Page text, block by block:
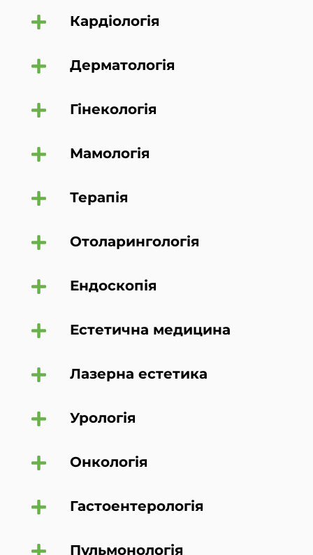
Кардіологія
Дерматологія
Гінекологія
Мамологія
Терапія
Отоларингологія
Ендоскопія
Естетична медицина
Лазерна естетика
Урологія
Онкологія
Гастоентерологія
Пульмонологія